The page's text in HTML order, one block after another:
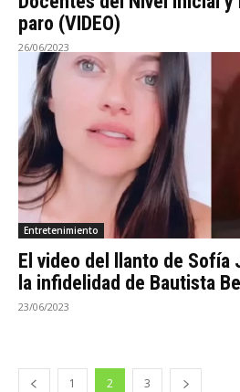
paro (VIDEO)
26/06/2023
Entretenimiento
El video del llanto de Sofía
la infidelidad de Bautista
23/06/2023
1 2 3